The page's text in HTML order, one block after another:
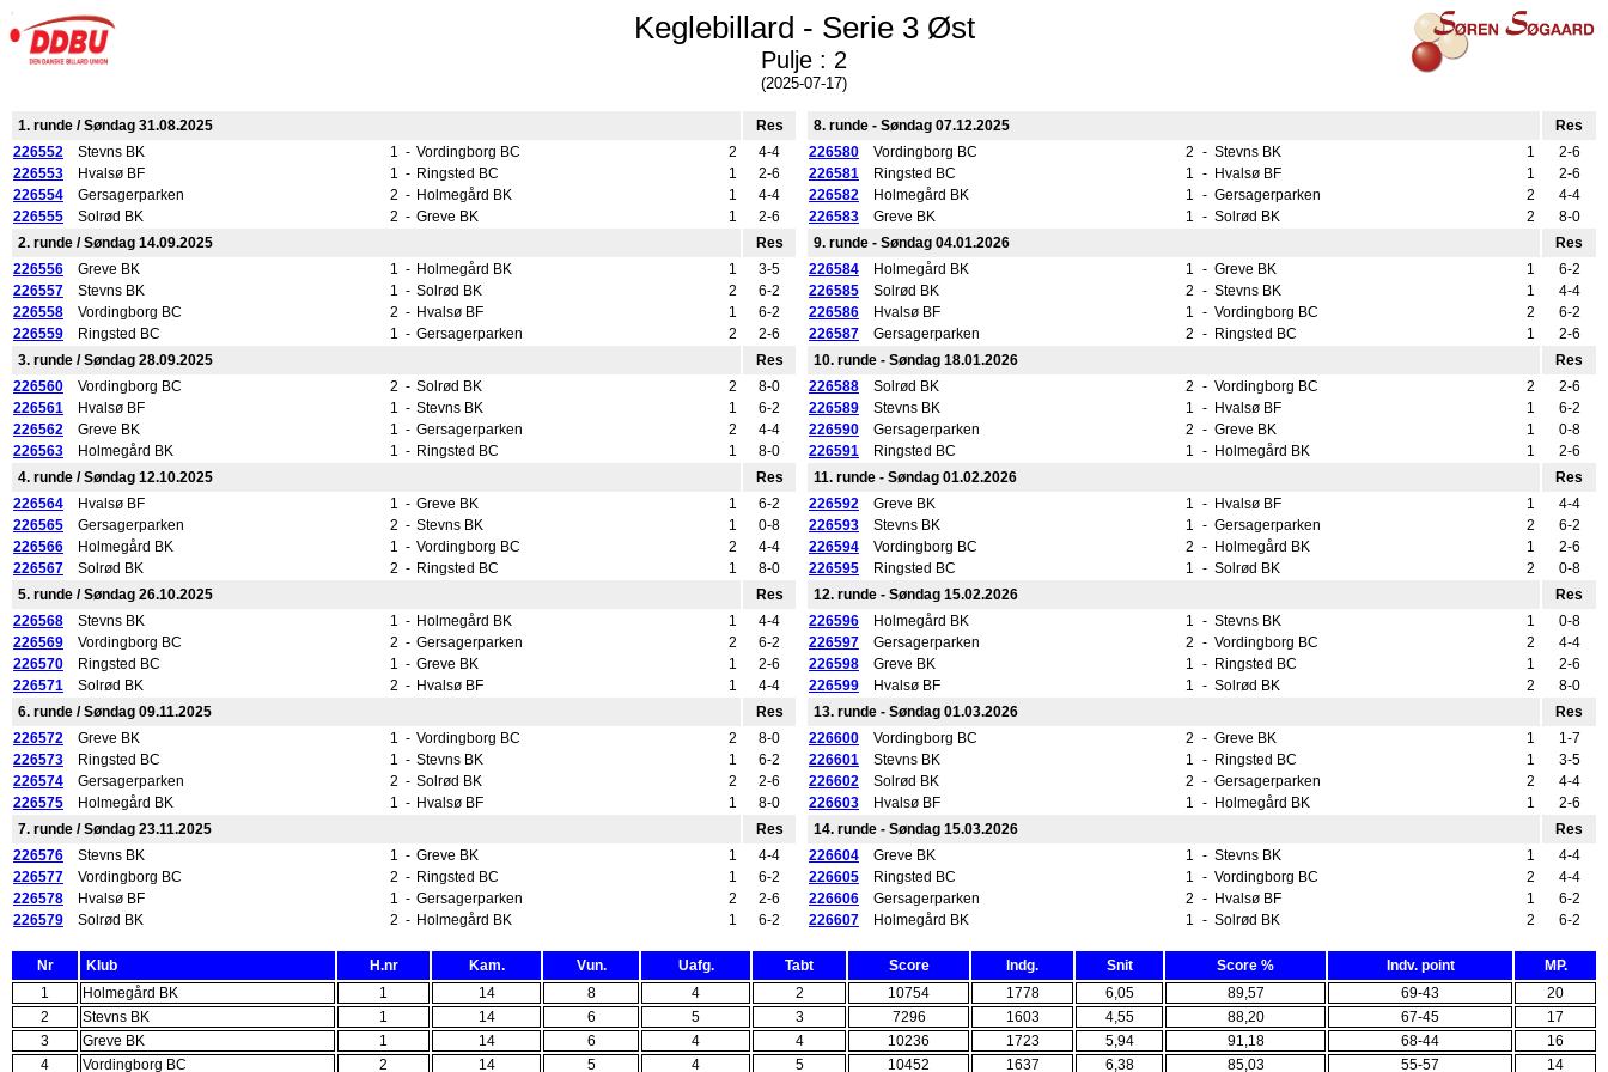
Keglebillard - Serie 3 Øst
Pulje : 2
(2025-07-17)
1. runde / Søndag 31.08.2025 Res 8. runde - Søndag 07.12.2025
Res
226552
Stevns BK 1 - Vordingborg BC 2 4-4 226580 Vordingborg BC 2 - Stevns BK 1
2-6
226553
Hvalsø BF 1 - Ringsted BC 1 2-6 226581 Ringsted BC 1 - Hvalsø BF 1
2-6
226554
Gersagerparken 2 - Holmegård BK 1 4-4 226582 Holmegård BK 1 - Gersagerparken 2
4-4
226555
Solrød BK 2 - Greve BK 1 2-6 226583 Greve BK 1 - Solrød BK 2
8-0
2. runde / Søndag 14.09.2025
Res 9. runde - Søndag 04.01.2026
Res
226556
Greve BK 1 - Holmegård BK 1 3-5 226584 Holmegård BK 1 - Greve BK 1
6-2
226557
Stevns BK 1 - Solrød BK 2 6-2 226585 Solrød BK 2 - Stevns BK 1
4-4
226558
Vordingborg BC 2 - Hvalsø BF 1 6-2 226586 Hvalsø BF 1 - Vordingborg BC 2
6-2
226559
Ringsted BC 1 - Gersagerparken 2 2-6 226587 Gersagerparken 2 - Ringsted BC 1
2-6
3. runde / Søndag 28.09.2025
Res 10. runde - Søndag 18.01.2026
Res
226560
Vordingborg BC 2 - Solrød BK 2 8-0 226588 Solrød BK 2 - Vordingborg BC 2
2-6
226561
Hvalsø BF 1 - Stevns BK 1 6-2 226589 Stevns BK 1 - Hvalsø BF 1
6-2
226562
Greve BK 1 - Gersagerparken 2 4-4 226590 Gersagerparken 2 - Greve BK 1
0-8
226563
Holmegård BK 1 - Ringsted BC 1 8-0 226591 Ringsted BC 1 - Holmegård BK 1
2-6
4. runde / Søndag 12.10.2025
Res 11. runde - Søndag 01.02.2026
Res
226564
Hvalsø BF 1 - Greve BK 1 6-2 226592 Greve BK 1 - Hvalsø BF 1
4-4
226565
Gersagerparken 2 - Stevns BK 1 0-8 226593 Stevns BK 1 - Gersagerparken 2
6-2
226566
Holmegård BK 1 - Vordingborg BC 2 4-4 226594 Vordingborg BC 2 - Holmegård BK 1
2-6
226567
Solrød BK 2 - Ringsted BC 1 8-0 226595 Ringsted BC 1 - Solrød BK 2
0-8
5. runde / Søndag 26.10.2025
Res 12. runde - Søndag 15.02.2026
Res
226568
Stevns BK 1 - Holmegård BK 1 4-4 226596 Holmegård BK 1 - Stevns BK 1
0-8
226569
Vordingborg BC 2 - Gersagerparken 2 6-2 226597 Gersagerparken 2 - Vordingborg BC 2
4-4
226570
Ringsted BC 1 - Greve BK 1 2-6 226598 Greve BK 1 - Ringsted BC 1
2-6
226571
Solrød BK 2 - Hvalsø BF 1 4-4 226599 Hvalsø BF 1 - Solrød BK 2
8-0
6. runde / Søndag 09.11.2025
Res 13. runde - Søndag 01.03.2026
Res
226572
Greve BK 1 - Vordingborg BC 2 8-0 226600 Vordingborg BC 2 - Greve BK 1
1-7
226573
Ringsted BC 1 - Stevns BK 1 6-2 226601 Stevns BK 1 - Ringsted BC 1
3-5
226574
Gersagerparken 2 - Solrød BK 2 2-6 226602 Solrød BK 2 - Gersagerparken 2
4-4
226575
Holmegård BK 1 - Hvalsø BF 1 8-0 226603 Hvalsø BF 1 - Holmegård BK 1
2-6
7. runde / Søndag 23.11.2025
Res 14. runde - Søndag 15.03.2026
Res
226576
Stevns BK 1 - Greve BK 1 4-4 226604 Greve BK 1 - Stevns BK 1
4-4
226577
Vordingborg BC 2 - Ringsted BC 1 6-2 226605 Ringsted BC 1 - Vordingborg BC 2
4-4
226578
Hvalsø BF 1 - Gersagerparken 2 2-6 226606 Gersagerparken 2 - Hvalsø BF 1
6-2
226579
Solrød BK 2 - Holmegård BK 1 6-2 226607 Holmegård BK 1 - Solrød BK 2 6-2
Nr Klub H.nr Kam. Vun. Uafg. Tabt Score Indg. Snit Score % Indv. point
MP.
1
Holmegård BK 1 14 8 4 2 10754 1778 6,05 89,57 69-43
20
2
Stevns BK 1 14 6 5 3 7296 1603 4,55 88,20 67-45
17
3
Greve BK 1 14 6 4 4 10236 1723 5,94 91,18 68-44
16
4
Vordingborg BC 2 14 5 4 5 10452 1637 6,38 85,03 55-57 14